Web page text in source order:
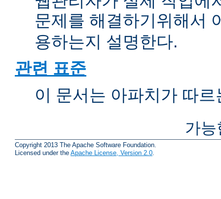
문제를 해결하기위해서
용하는지 설명한다.
관련 표준
이 문서는 아파치가 따
가
Copyright 2013 The Apache Software Foundation.
Licensed under the Apache License, Version 2.0